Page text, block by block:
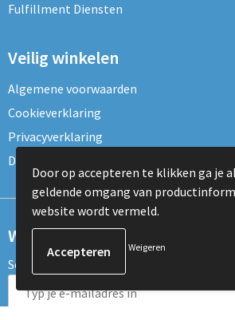
Fulfillment Diensten
Veilig winkelen
Algemene voorwaarden
Cookieverklaring
Privacyverklaring
Disclaimer
Wil je onze nieuwsbrief
Schrijf je dan nu in voor de nieuwsbrief!
Door op accepteren te klikken ga je
geldende omgang van
website wordt vermeld.
Weigeren